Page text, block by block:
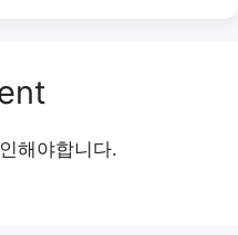
해야합니다.